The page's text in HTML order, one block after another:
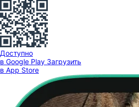
Доступно
в Google Play Загрузить
в App Store